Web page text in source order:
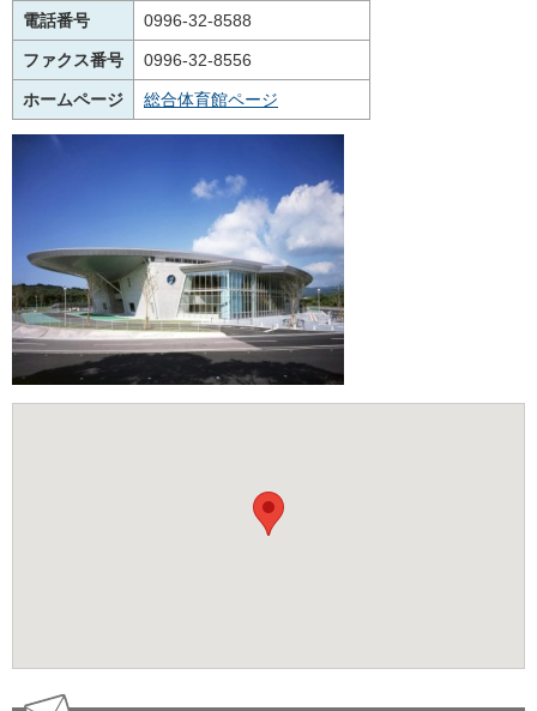
電話番号 0996-32-8588
ファクス番号 0996-32-8556
ホームページ 総合体育館ページ